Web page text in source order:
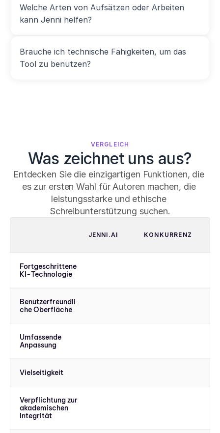
Welche Arten von Aufsätzen oder Arbeiten
kann Jenni helfen?
Brauche ich technische Fähigkeiten, um das
Tool zu benutzen?
VERGLEICH
Was zeichnet uns aus?
Entdecken Sie die einzigartigen Funktionen, die
es zur ersten Wahl für Autoren machen, die
leistungsstarke und ethische
Schreibunterstützung suchen.
JENNI.AI KONKURRENZ
Fortgeschrittene
KI-Technologie
Benutzerfreundli
che Oberfläche
Umfassende
Anpassung
Vielseitigkeit
Verpflichtung zur
akademischen
Integrität